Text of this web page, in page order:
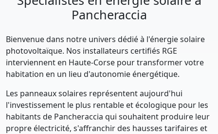
Pancheraccia
Bienvenue dans notre univers dédié à l'énergie solaire
photovoltaïque. Nos installateurs certifiés RGE
interviennent en Haute-Corse pour transformer votre
habitation en un lieu d'autonomie énergétique.
Les panneaux solaires représentent aujourd'hui
l'investissement le plus rentable et écologique pour les
habitants de Pancheraccia qui souhaitent produire leur
propre électricité, s'affranchir des hausses tarifaires et